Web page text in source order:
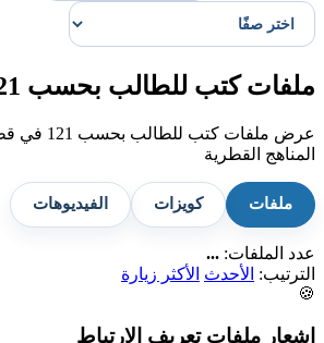
ملفات كتب للطالب بحسب 121 في قطر
عرض ملفات
المناهج القطرية
ملفات كويزات الفيديوهات
عدد الملفات: ...
الترتيب:
الأحدث
الأكثر زيارة
🍪
إشعار ملفات تعريف الارتباط